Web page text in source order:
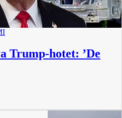
Trump-hotet: ’De